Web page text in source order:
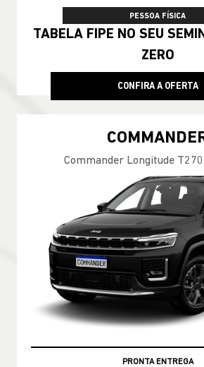
PESSOA FÍSICA
TABELA FIPE NO SEU SEMINOVO + TAXA
ZERO
CONFIRA A OFERTA
Commander Longitude
PRONTA ENTREGA